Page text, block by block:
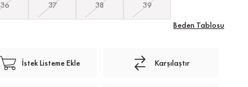
36 37 38
39
Beden Tablosu
İstek Listeme Ekle Karşılaştır